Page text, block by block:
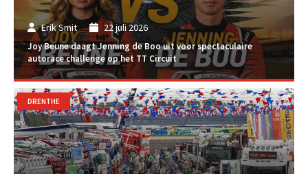
Erik Smit 22 juli 2026
Joy Beune daagt Jenning de Boo uit voor spectaculaire
autorace challenge op het TT Circuit
DRENTHE